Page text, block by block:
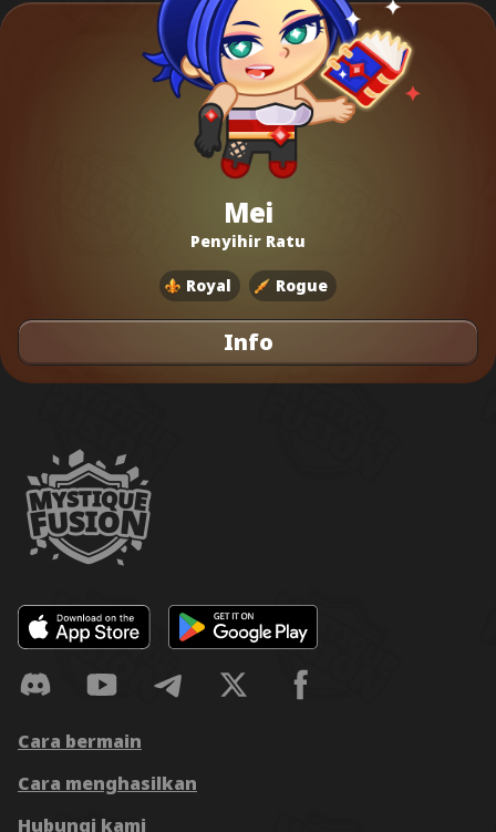
Mei
Penyihir Ratu
Royal Rogue
Info
Cara bermain
Cara menghasilkan
Hubungi kami